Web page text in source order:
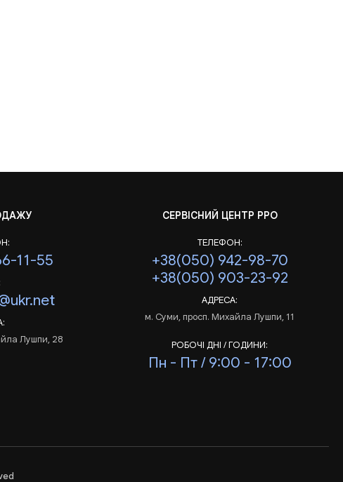
11-55
Лушпи, 28
СЕРВІСНИЙ ЦЕНТР РРО
ТЕЛЕФОН:
+38(050) 942-98-70
+38(050) 903-23-92
АДРЕСА:
м. Суми, просп. Михайла Лушпи, 11
РОБОЧІ ДНІ / ГОДИНИ:
Пн - Пт / 9:00 - 17:00